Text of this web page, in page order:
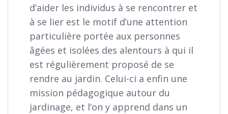
d’aider les individus à se rencontrer et
à se lier est le motif d’une attention
particulière portée aux personnes
âgées et isolées des alentours à qui il
est régulièrement proposé de se
rendre au jardin. Celui-ci a enfin une
mission pédagogique autour du
jardinage, et l’on y apprend dans un